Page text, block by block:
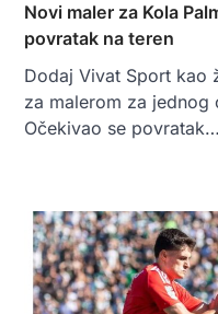
Novi maler za Kola
povratak na teren
Dodaj Vivat Sport kao
za malerom za jednog
Očekivao se povratak…